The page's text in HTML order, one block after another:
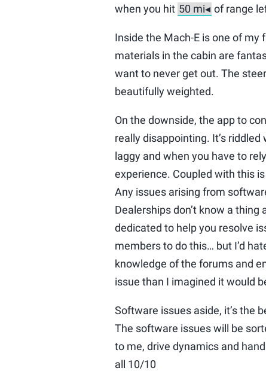
when you hit
of range
Inside the Mach-E is one of
materials in the cabin are
want to never get out. The
beautifully weighted.
On the downside, the app to
really disappointing. It’s
laggy and when you have to
experience. Coupled with this
Any issues arising from
Dealerships don’t know a thing
dedicated to help you resolve
members to do this… but I’d
knowledge of the forums and
issue than I imagined it would
Software issues aside, it’s the
The software issues will be
to me, drive dynamics and
all 10/10